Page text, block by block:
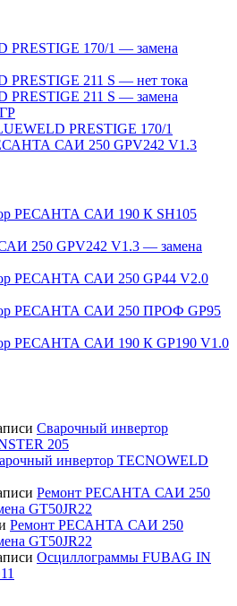
PRESTIGE 170/1 — замена
PRESTIGE 211 S — нет тока
PRESTIGE 211 S — замена
PRESTIGE 170/1
САИ 250 GPV242 V1.3
РЕСАНТА САИ 190 К SH105
250 GPV242 V1.3 — замена
РЕСАНТА САИ 250 GP44 V2.0
РЕСАНТА САИ 250 ПРОФ GP95
РЕСАНТА САИ 190 К GP190 V1.0
Сварочный инвертор
205
инвертор TECNOWELD
Ремонт РЕСАНТА САИ 250
GT50JR22
Ремонт РЕСАНТА САИ 250
GT50JR22
Осциллограммы FUBAG IN